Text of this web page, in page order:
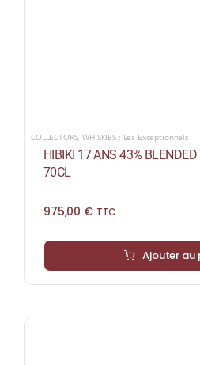
COLLECTORS,WHISKIES : Les Exceptionnels
HIBIKI 17 ANS 43%
70CL
975,00 € TTC
Ajouter au